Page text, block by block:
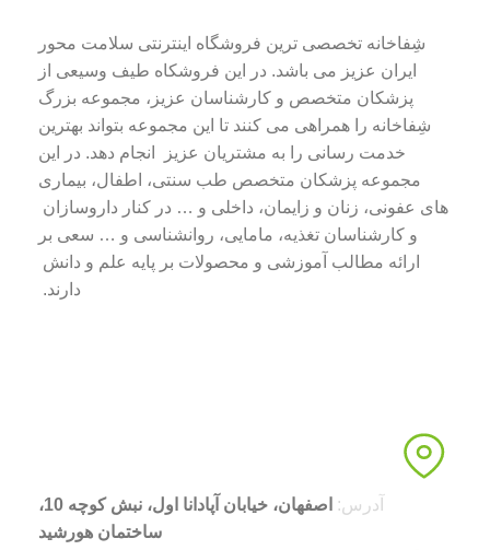
شِفاخانه تخصصی ترین فروشگاه اینترنتی سلامت محور
ایران عزیز می باشد. در این فروشکاه طیف وسیعی از
پزشکان متخصص و کارشناسان عزیز، مجموعه بزرگ
شِفاخانه را همراهی می کنند تا این مجموعه بتواند بهترین
خدمت رسانی را به مشتریان عزیز انجام دهد. در این
مجموعه پزشکان متخصص طب سنتی، اطفال، بیماری
های عفونی، زنان و زایمان، داخلی و … در کنار داروسازان
و کارشناسان تغذیه، مامایی، روانشناسی و … سعی بر
ارائه مطالب آموزشی و محصولات بر پایه علم و دانش
دارند.
آدرس:
اصفهان، خیابان آپادانا اول، نبش کوچه 10،
ساختمان هورشید